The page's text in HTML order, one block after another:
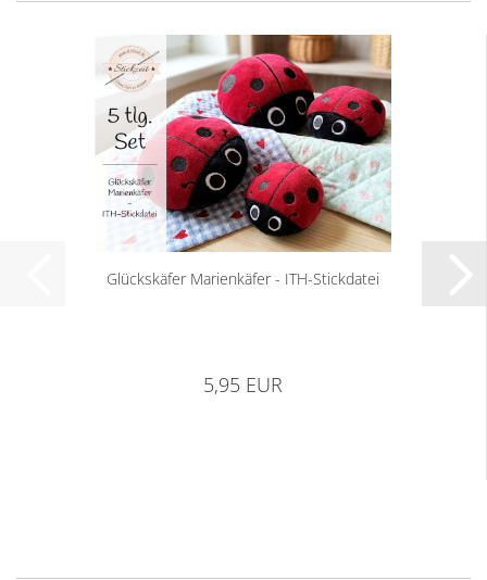
Glückskäfer Marienkäfer - ITH-Stickdatei
5,95 EUR